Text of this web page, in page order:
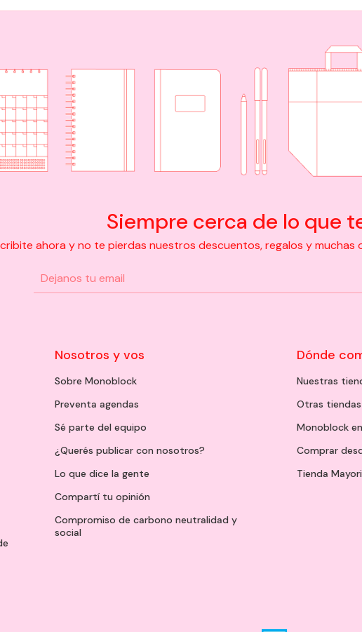
Siempre cerca de lo que
ahora y no te pierdas nuestros descuentos, regalos y
Nosotros y vos
Sobre Monoblock
Preventa agendas
Sé parte del equipo
¿Querés publicar con nosotros?
Lo que dice la gente
Compartí tu opinión
Compromiso de carbono neutralidad y
social
Dónde
Nuestras
Otras
Monoblock
Comprar
Tienda